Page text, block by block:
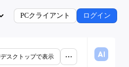
PCクライアント ログイン
デスクトップで表示